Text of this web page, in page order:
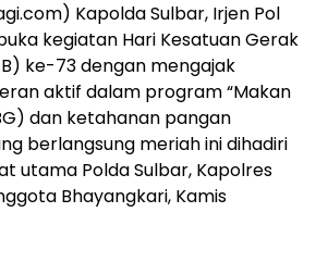
Kapolda Sulbar, Irjen Pol
kegiatan Hari Kesatuan Gerak
ke-73 dengan mengajak
aktif dalam program “Makan
dan ketahanan pangan
berlangsung meriah ini dihadiri
utama Polda Sulbar, Kapolres
Bhayangkari, Kamis